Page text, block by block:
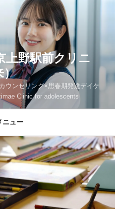
上野駅前クリニ
）
ウンセリング×思春期発達デイケ
Clinic for adolescents
ニュー